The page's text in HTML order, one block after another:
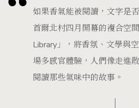
如果香氣能被閱讀，文字是
首爾北村四月開幕的複合空
Library」，將香氛、文學與
場多感官體驗，人們像走進
閱讀那些氣味中的故事。